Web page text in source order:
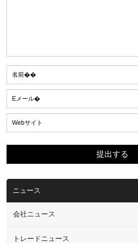
ニュース
会社ニュース
トレードニュース